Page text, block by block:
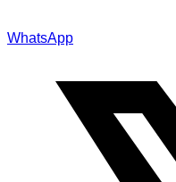
WhatsApp